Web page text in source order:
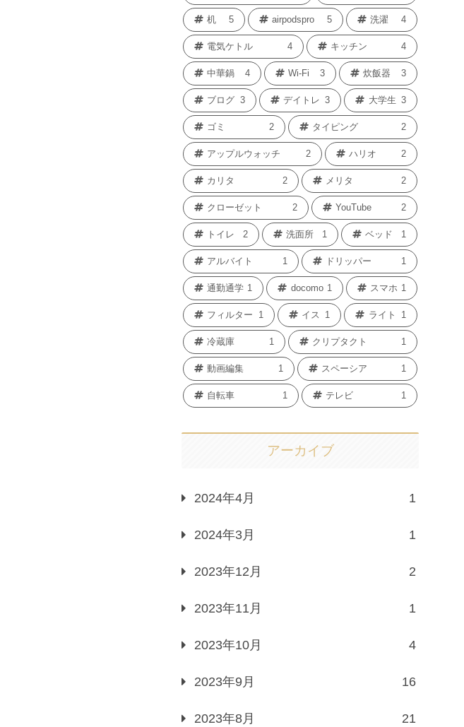
机 5 airpodspro 5 洗濯 4
電気ケトル 4 キッチン 4
中華鍋 4 Wi-Fi 3 炊飯器 3
ブログ 3 デイトレ 3 大学生 3
ゴミ 2 タイピング 2
アップルウォッチ 2 ハリオ 2
カリタ 2 メリタ 2
クローゼット 2 YouTube 2
トイレ 2 洗面所 1 ベッド 1
アルバイト 1 ドリッパー 1
通勤通学 1 docomo 1 スマホ 1
フィルター 1 イス 1 ライト 1
冷蔵庫 1 クリプタクト 1
動画編集 1 スペーシア 1
自転車 1 テレビ 1
アーカイブ
2024年4月 1
2024年3月 1
2023年12月 2
2023年11月 1
2023年10月 4
2023年9月 16
2023年8月 21